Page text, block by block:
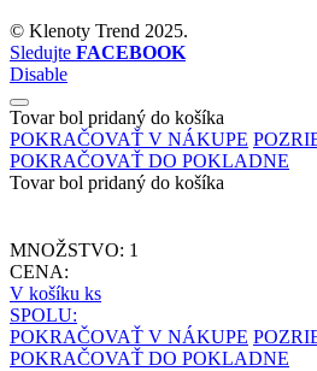
© Klenoty Trend 2025.
Sledujte FACEBOOK
Disable
Tovar bol pridaný do košíka
POKRAČOVAŤ V NÁKUPE
POKRAČOVAŤ DO POKLADNE
Tovar bol pridaný do košíka
MNOŽSTVO: 1
CENA:
V košíku ks
SPOLU:
POKRAČOVAŤ V NÁKUPE
POKRAČOVAŤ DO POKLADNE